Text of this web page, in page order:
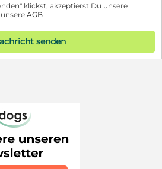
klickst, akzeptierst Du unsere
AGB
senden